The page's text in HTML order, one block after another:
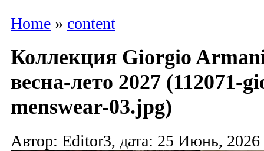
Home » content
Коллекция Giorgio
весна-лето 2027 (112071-
menswear-03.jpg)
Автор: Editor3, дата: 25 Июнь, 2026